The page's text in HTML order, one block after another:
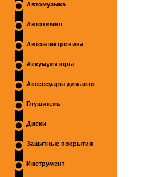
Автомузыка
Автохимия
Автоэлектроника
Аккумуляторы
Аксессуары для авто
Глушитель
Диски
Защитные покрытия
Инструмент